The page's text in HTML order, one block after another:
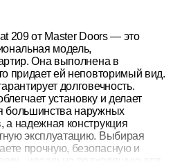
209 от Master Doors — это
модель,
Она выполнена в
придает ей неповторимый вид.
долговечность.
установку и делает
большинства наружных
надежная конструкция
эксплуатацию. Выбирая
прочную, безопасную и